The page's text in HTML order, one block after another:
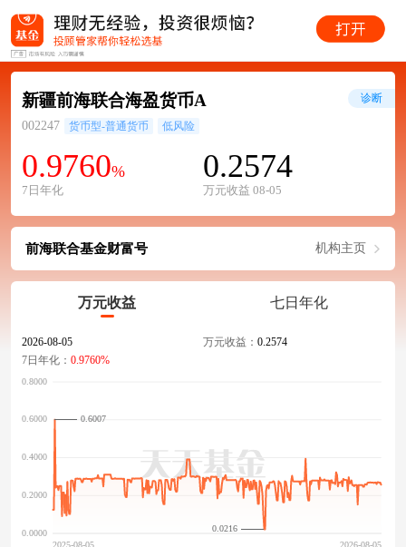
新疆前海联合海盈货币A
002247 货币型-普通货币 低风险
0.9760%
7日年化
0.2574
万元收益 08-05
诊断
前海联合基金财富号 机构主页
万元收益 七日年化
2026-08-05 万元收益： 0.2574
7日年化： 0.9760%
0.0216
0.6007